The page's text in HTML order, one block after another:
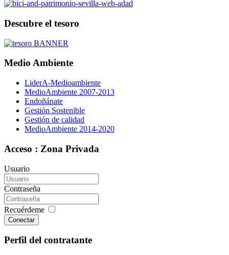
Descubre el tesoro
Medio Ambiente
LiderA-Medioambiente
MedioAmbiente 2007-2013
Endoñánate
Gestión Sostenible
Gestión de calidad
MedioAmbiente 2014-2020
Acceso : Zona Privada
Usuario
Contraseña
Recuérdeme
Conectar
Perfil del contratante